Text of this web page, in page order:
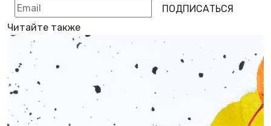
ПОДПИСАТЬСЯ
Читайте также